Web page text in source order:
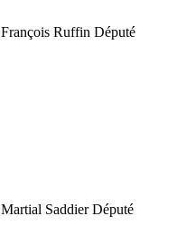
François Ruffin Député
Martial Saddier Député